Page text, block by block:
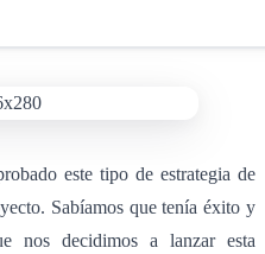
este tipo de estrategia de
Sabíamos que tenía éxito y
nos decidimos a lanzar esta